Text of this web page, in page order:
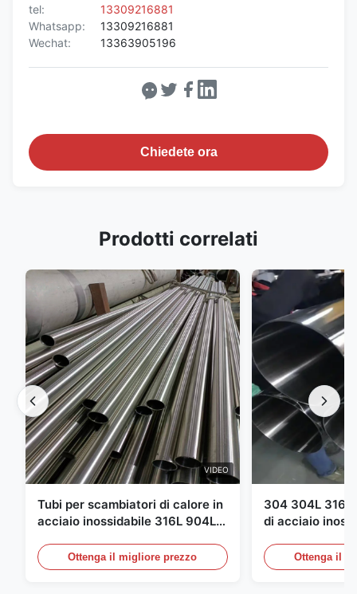
tel:
13309216881
Whatsapp:
13309216881
Wechat:
13363905196
Chiedete ora
Prodotti correlati
VIDEO
Tubi per scambiatori di calore in
acciaio inossidabile 316L 904L |
corrosioneOttenga il migliore prezzo
304 304L 316
di acciaio
laminati a caldo
Ottenga il